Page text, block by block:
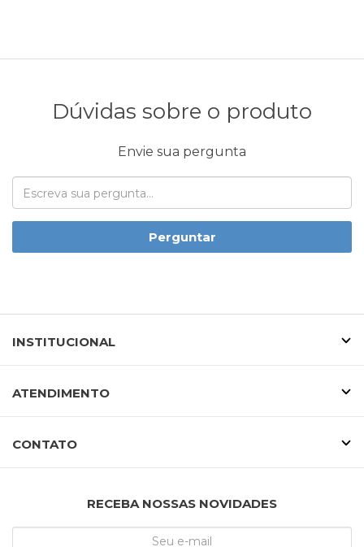
Dúvidas sobre o produto
Envie sua pergunta
Perguntar
INSTITUCIONAL
ATENDIMENTO
CONTATO
RECEBA NOSSAS NOVIDADES